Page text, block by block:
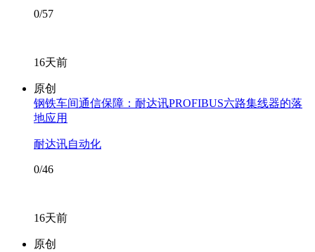
0/57
16天前
原创
钢铁车间通信保障：耐达讯PROFIBUS六路集线器的落
地应用
耐达讯自动化
0/46
16天前
原创